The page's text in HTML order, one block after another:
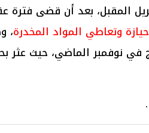
محبسه في يوم 13 أبريل المقبل، بعد أن
وتعاطي المواد المخدرة،
نوفمبر الماضي، حيث عثر